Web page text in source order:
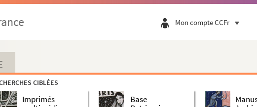
Mon compte CCFr
CIBLÉES
Imprimés
Base